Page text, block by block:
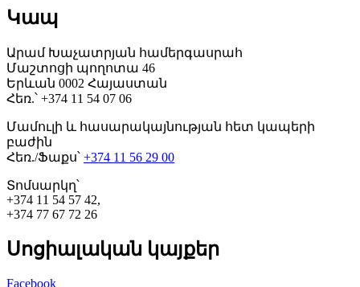
Կապ
Արամ Խաչատրյան համերգասրահ
Մաշտոցի պողոտա 46
Երևան 0002 Հայաստան
Հեռ.՝ +374 11 54 07 06
Մամուլի և հասարակայնության հետ կապերի
բաժին
Հեռ./Ֆաքս՝ +374 11 56 29 00
Տոմսարկղ՝
+374 11 54 57 42,
+374 77 67 72 26
Սոցիալական կայքեր
Facebook